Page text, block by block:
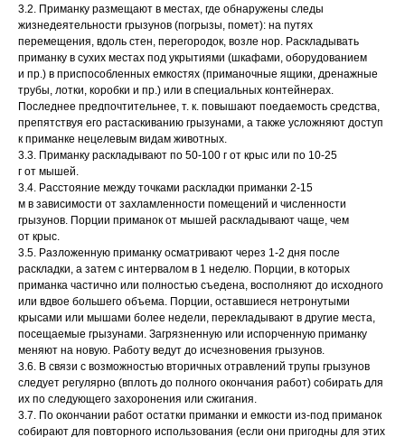
3.2. Приманку размещают в местах, где обнаружены следы
жизнедеятельности грызунов (погрызы, помет): на путях
перемещения, вдоль стен, перегородок, возле нор. Раскладывать
приманку в сухих местах под укрытиями (шкафами, оборудованием
и пр.) в приспособленных емкостях (приманочные ящики, дренажные
трубы, лотки, коробки и пр.) или в специальных контейнерах.
Последнее предпочтительнее, т. к. повышают поедаемость средства,
препятствуя его растаскиванию грызунами, а также усложняют доступ
к приманке нецелевым видам животных.
3.3. Приманку раскладывают по 50-100 г от крыс или по 10-25
г от мышей.
3.4. Расстояние между точками раскладки приманки 2-15
м в зависимости от захламленности помещений и численности
грызунов. Порции приманок от мышей раскладывают чаще, чем
от крыс.
3.5. Разложенную приманку осматривают через 1-2 дня после
раскладки, а затем с интервалом в 1 неделю. Порции, в которых
приманка частично или полностью съедена, восполняют до исходного
или вдвое большего объема. Порции, оставшиеся нетронутыми
крысами или мышами более недели, перекладывают в другие места,
посещаемые грызунами. Загрязненную или испорченную приманку
меняют на новую. Работу ведут до исчезновения грызунов.
3.6. В связи с возможностью вторичных отравлений трупы грызунов
следует регулярно (вплоть до полного окончания работ) собирать для
их по следующего захоронения или сжигания.
3.7. По окончании работ остатки приманки и емкости из-под приманок
собирают для повторного использования (если они пригодны для этих